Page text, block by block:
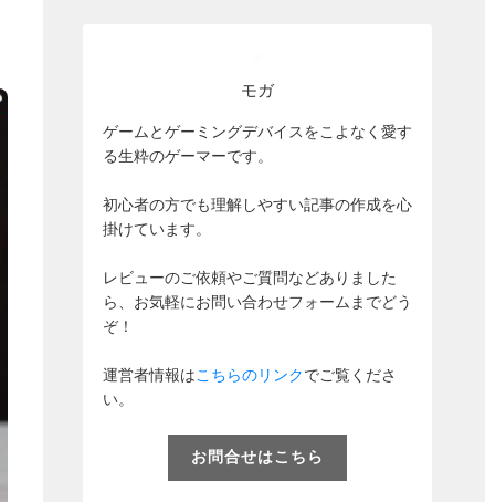
モガ
ゲームとゲーミングデバイスをこよなく愛す
る生粋のゲーマーです。
初心者の方でも理解しやすい記事の作成を心
掛けています。
レビューのご依頼やご質問などありました
ら、お気軽にお問い合わせフォームまでどう
ぞ！
運営者情報はこちらのリンクでご覧くださ
い。
お問合せはこちら